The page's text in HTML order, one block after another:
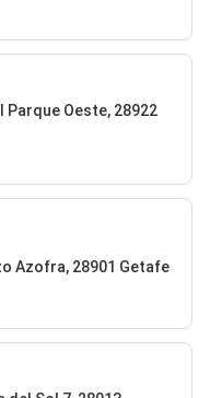
Parque Oeste, 28922
Azofra, 28901 Getafe